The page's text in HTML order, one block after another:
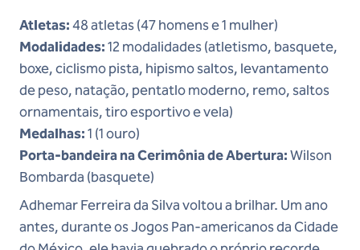
Atletas:48 atletas (47 homens e 1 mulher)
Modalidades:12 modalidades (atletismo, basquete,
boxe, ciclismo pista, hipismo saltos, levantamento
de peso, natação, pentatlo moderno, remo, saltos
ornamentais, tiro esportivo e vela)
Medalhas:1 (1 ouro)
Porta-bandeira na Cerimônia de Abertura:Wilson
Bombarda (basquete)
Adhemar Ferreira da Silva voltou a brilhar. Um ano
antes, durante os Jogos Pan-americanos da Cidade